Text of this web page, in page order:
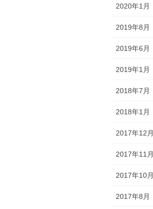
2020年1月
2019年8月
2019年6月
2019年1月
2018年7月
2018年1月
2017年12月
2017年11月
2017年10月
2017年8月